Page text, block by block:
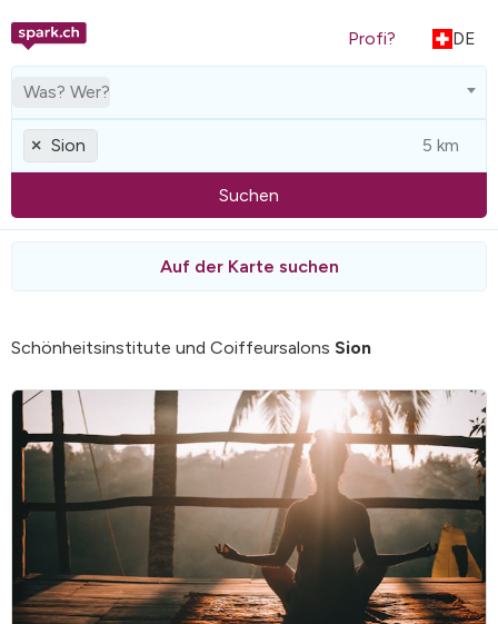
Was? Wer?
× Sion
Suchen
Profi? DE
Auf der Karte suchen
Schönheitsinstitute und Coiffeursalons Sion